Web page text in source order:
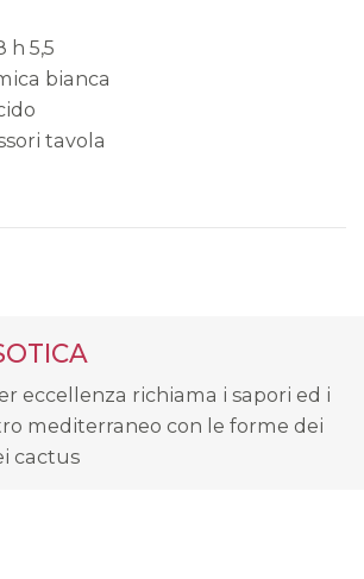
h 5,5
bianca
tavola
eccellenza richiama i sapori ed i
mediterraneo con le forme dei
cactus